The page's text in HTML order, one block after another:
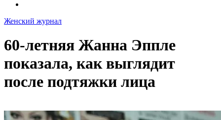
Женский журнал
60-летняя Жанна Эппле
показала, как выглядит
после подтяжки лица